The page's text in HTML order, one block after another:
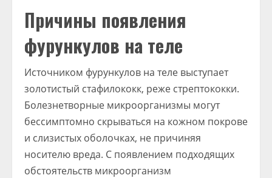
Причины появления
фурункулов на теле
Источником фурункулов на теле выступает
золотистый стафилококк, реже стрептококки.
Болезнетворные микроорганизмы могут
бессимптомно скрываться на кожном покрове
и слизистых оболочках, не причиняя
носителю вреда. С появлением подходящих
обстоятельств микроорганизм